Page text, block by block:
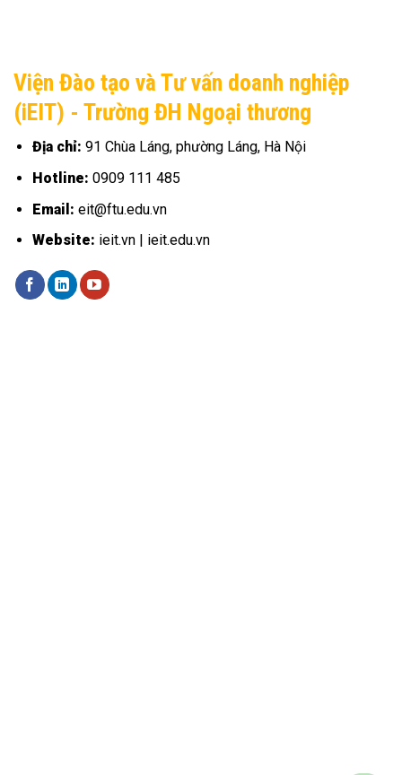
Viện Đào tạo và Tư vấn doanh nghiệp
(iEIT) - Trường ĐH Ngoại thương
Địa chỉ: 91 Chùa Láng, phường Láng, Hà Nội
Hotline: 0909 111 485
Email: eit@ftu.edu.vn
Website: ieit.vn | ieit.edu.vn